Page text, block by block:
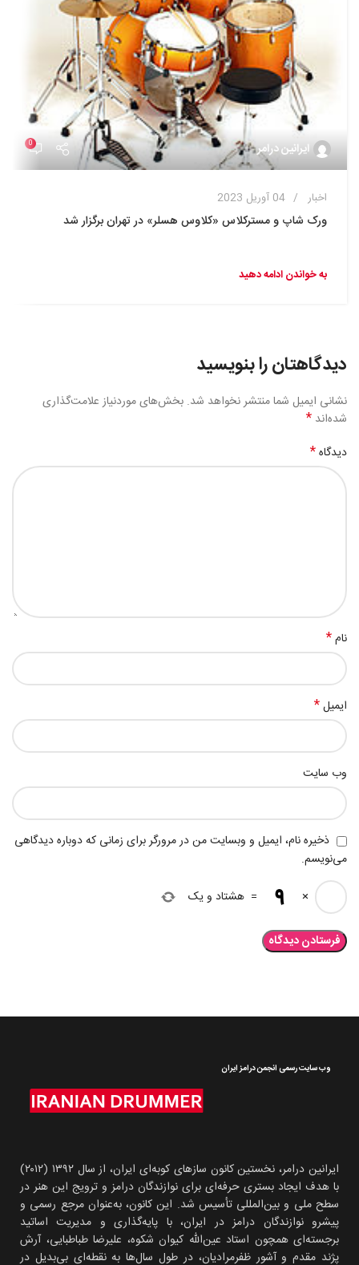
ایرانین درامر 0
اخبار 04 آوریل 2023
ورک شاپ و مسترکلاس «کلاوس هسلر» در تهران برگزار شد
به خواندن ادامه دهید
دیدگاهتان را بنویسید
نشانی ایمیل شما منتشر نخواهد شد. بخش‌های موردنیاز علامت‌گذاری
شده‌اند *
دیدگاه*
نام*
ایمیل*
وب‌ سایت
ذخیره نام، ایمیل و وبسایت من در مرورگر برای زمانی که دوباره دیدگاهی
می‌نویسم.
×
= هشتاد و یک
وب سایت رسمی انجمن درامز ایران
ایرانین درامر، نخستین کانون سازهای کوبه‌ای ایران، از سال ۱۳۹۲ (۲۰۱۲)
با هدف ایجاد بستری حرفه‌ای برای نوازندگان درامز و ترویج این هنر در
سطح ملی و بین‌المللی تأسیس شد. این کانون، به‌عنوان مرجع رسمی و
پیشرو نوازندگان درامز در ایران، با پایه‌گذاری و مدیریت اساتید
برجسته‌ای همچون استاد عین‌الله کیوان شکوه، علیرضا طباطبایی، آرش
پژند مقدم و آشور ظفرمرادیان، در طول سال‌ها به نقطه‌ای بی‌بدیل در